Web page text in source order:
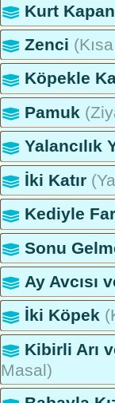
Kurt
Zenci
Köpekle
Pamuk
Yalancılık
İki Katır
Kediyle
Sonu
Ay Avcısı
İki Köpek
Kibirli Arı
Masal)